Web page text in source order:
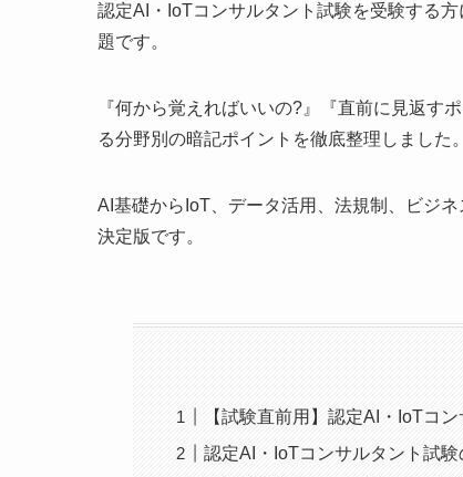
認定AI・IoTコンサルタント試験を受験する
題です。
『何から覚えればいいの?』『直前に見返す
る分野別の暗記ポイントを徹底整理しました。
AI基礎からIoT、データ活用、法規制、ビジ
決定版です。
【試験直前用】認定AI・IoTコ
認定AI・IoTコンサルタント試